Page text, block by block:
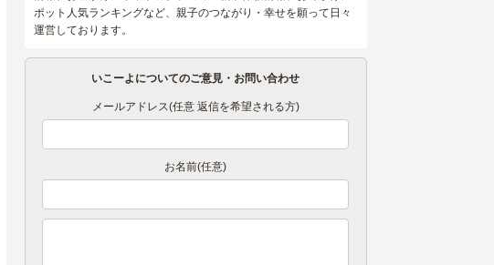
ポット人気ランキングなど、親子のつながり・幸せを願って日々
運営しております。
いこーよについてのご意見・お問い合わせ
メールアドレス(任意 返信を希望される方)
お名前(任意)